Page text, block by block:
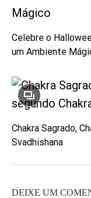
Celebre o
um Ambiente
Chakra Sagrado,
Svadhishana
DEIXE UM